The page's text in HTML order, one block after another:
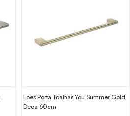
Loes Porta Toalhas You Summer Gold
Deca 60cm